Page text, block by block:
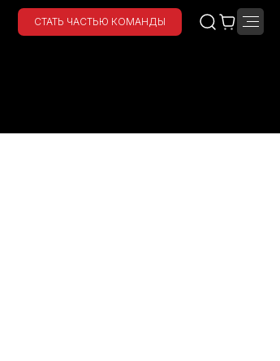
СТАТЬ ЧАСТЬЮ КОМАНДЫ